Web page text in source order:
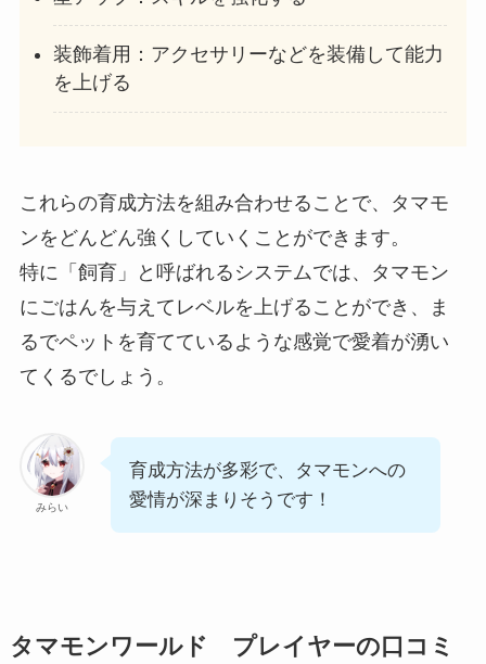
装飾着用：アクセサリーなどを装備して能力
を上げる
これらの育成方法を組み合わせることで、タマモ
ンをどんどん強くしていくことができます。
特に「飼育」と呼ばれるシステムでは、タマモン
にごはんを与えてレベルを上げることができ、ま
るでペットを育てているような感覚で愛着が湧い
てくるでしょう。
みらい
育成方法が多彩で、タマモンへの
愛情が深まりそうです！
タマモンワールド プレイヤーの口コミ